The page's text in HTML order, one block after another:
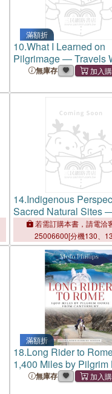
滿額折
10.What I Learned on
Pilgrimage ― Travels
Lord Through the
無庫存
14.Indigenous
Sacred Natural Sites
Culture, Governance
Conservation
若需訂購本書，請電洽
25006600[分機130、
滿額折
18.Long Rider to
1,400 Miles by Pilgrim
from Canterbury
無庫存